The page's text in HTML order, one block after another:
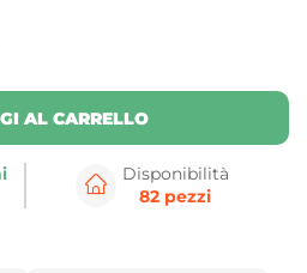
AL CARRELLO
Disponibilità
82 pezzi